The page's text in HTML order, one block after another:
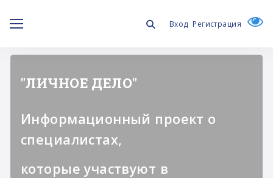
Вход Регистрация
"ЛИЧНОЕ ДЕЛО"
Информационный проект о
специалистах,
которые участвуют в